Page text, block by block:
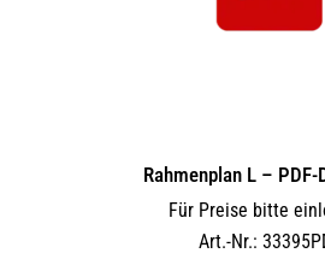
Rahmenplan L – PDF-
Für Preise bitte
Art.-Nr.: